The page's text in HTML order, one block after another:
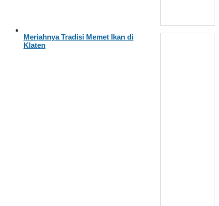
Meriahnya Tradisi Memet Ikan di
Klaten